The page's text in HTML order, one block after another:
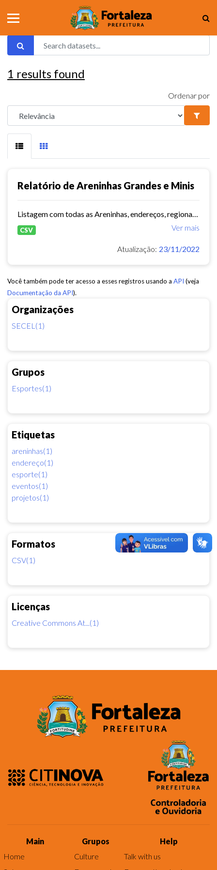
Organizações
SECEL(1)
Grupos
Esportes(1)
Etiquetas
areninhas(1)
endereço(1)
esporte(1)
eventos(1)
projetos(1)
Formatos
CSV(1)
Licenças
Creative Commons At...(1)
1 results found
Ordenar por
Relatório de Areninhas Grandes e Minis
Ver mais
CSV
Atualização: 23/11/2022
Você também pode ter acesso a esses registros usando a API (veja
Documentação da API).
Main
Home
Grupos
Culture
Help
Talk with us